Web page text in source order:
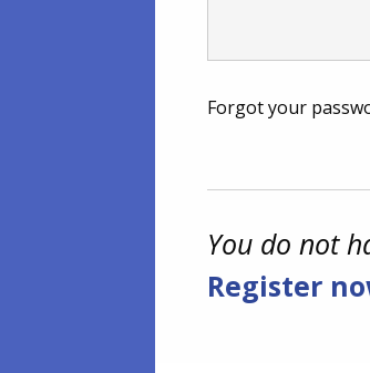
Forgot your
You do not
Register